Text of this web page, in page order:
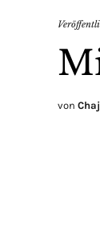
von